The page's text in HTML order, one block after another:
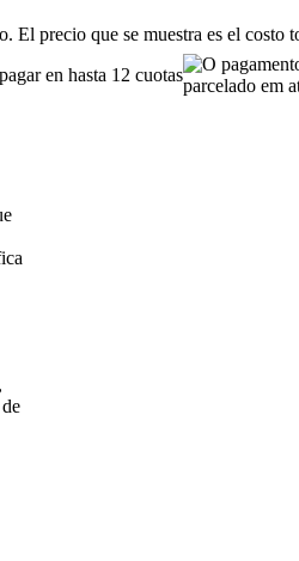
El precio que se muestra es el
en hasta 12 cuotas